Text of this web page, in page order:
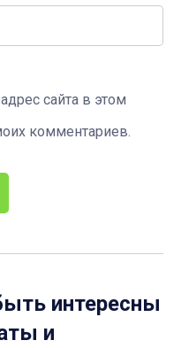
сайта в этом
комментариев.
интересны
и